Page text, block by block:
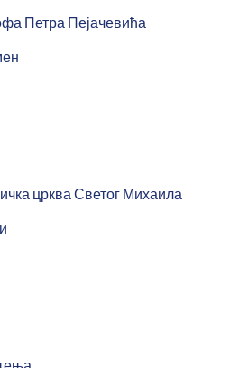
Петра Пејачевића
црква Светог Михаила